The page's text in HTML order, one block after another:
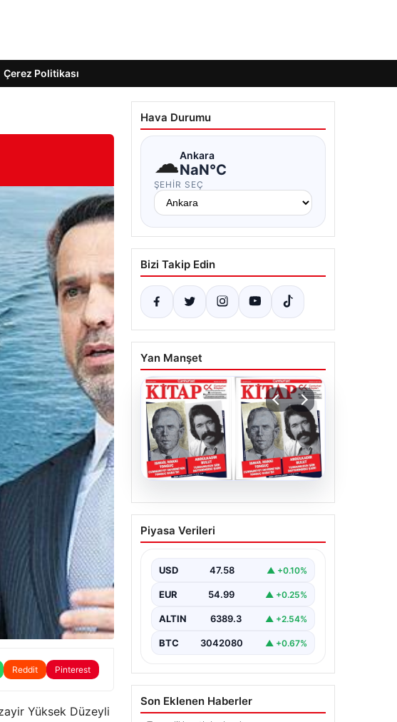
Çerez Politikası
Reddit Pinterest
Yüksek Düzeyli
Hava Durumu
☁Ankara
NaN°C
ŞEHIR SEÇ
Bizi Takip Edin
Yan Manşet
05.08.2026
YARIN günlerden
Cumhuriyet Kitap! Sayı
Piyasa Verileri
USD 47.58 ▲ +0.10%
EUR 54.99 ▲ +0.25%
ALTIN 6389.3 ▲ +2.54%
BTC 3042080 ▲ +0.67%
Son Eklenen Haberler